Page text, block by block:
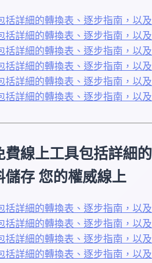
括詳細的轉換表、逐步指南，以
括詳細的轉換表、逐步指南，以
括詳細的轉換表、逐步指南，以
括詳細的轉換表、逐步指南，以
括詳細的轉換表、逐步指南，以
括詳細的轉換表、逐步指南，以
線上工具包括詳細
儲存 您的權威線上
括詳細的轉換表、逐步指南，以
詳細的轉換表、逐步指南，以
括詳細的轉換表、逐步指南，以
括詳細的轉換表、逐步指南，以